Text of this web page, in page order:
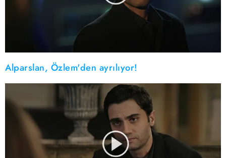
Alparslan, Özlem'den ayrılıyor!